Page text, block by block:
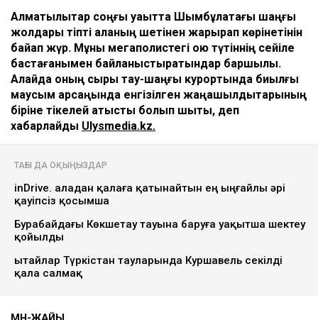
Алматылықтар соңғы уақытта Шымбұлақтағы шаңғы
жолдары тіпті қаланың шетінен жарқырап көрінетінін
байқап жүр. Мұны мегаполистегі қою түтіннің сейіле
бастағанымен байланыстыратындар баршылық.
Алайда оның сыры тау-шаңғы курортында биылғы
маусым қарсаңында енгізілген жаңашылдықтарының
біріне тікелей қатысты болып шықты, деп
хабарлайды Ulysmedia.kz.
ТАҒЫ ДА ОҚЫҢЫЗДАР
inDrive. Қаладан қалаға қатынайтын ең ыңғайлы әрі
қауіпсіз қосымша
Бурабайдағы Көкшетау тауына баруға уақытша шектеу
қойылды
Қытайлар Түркістан тауларында Куршавель секілді
қала салмақ